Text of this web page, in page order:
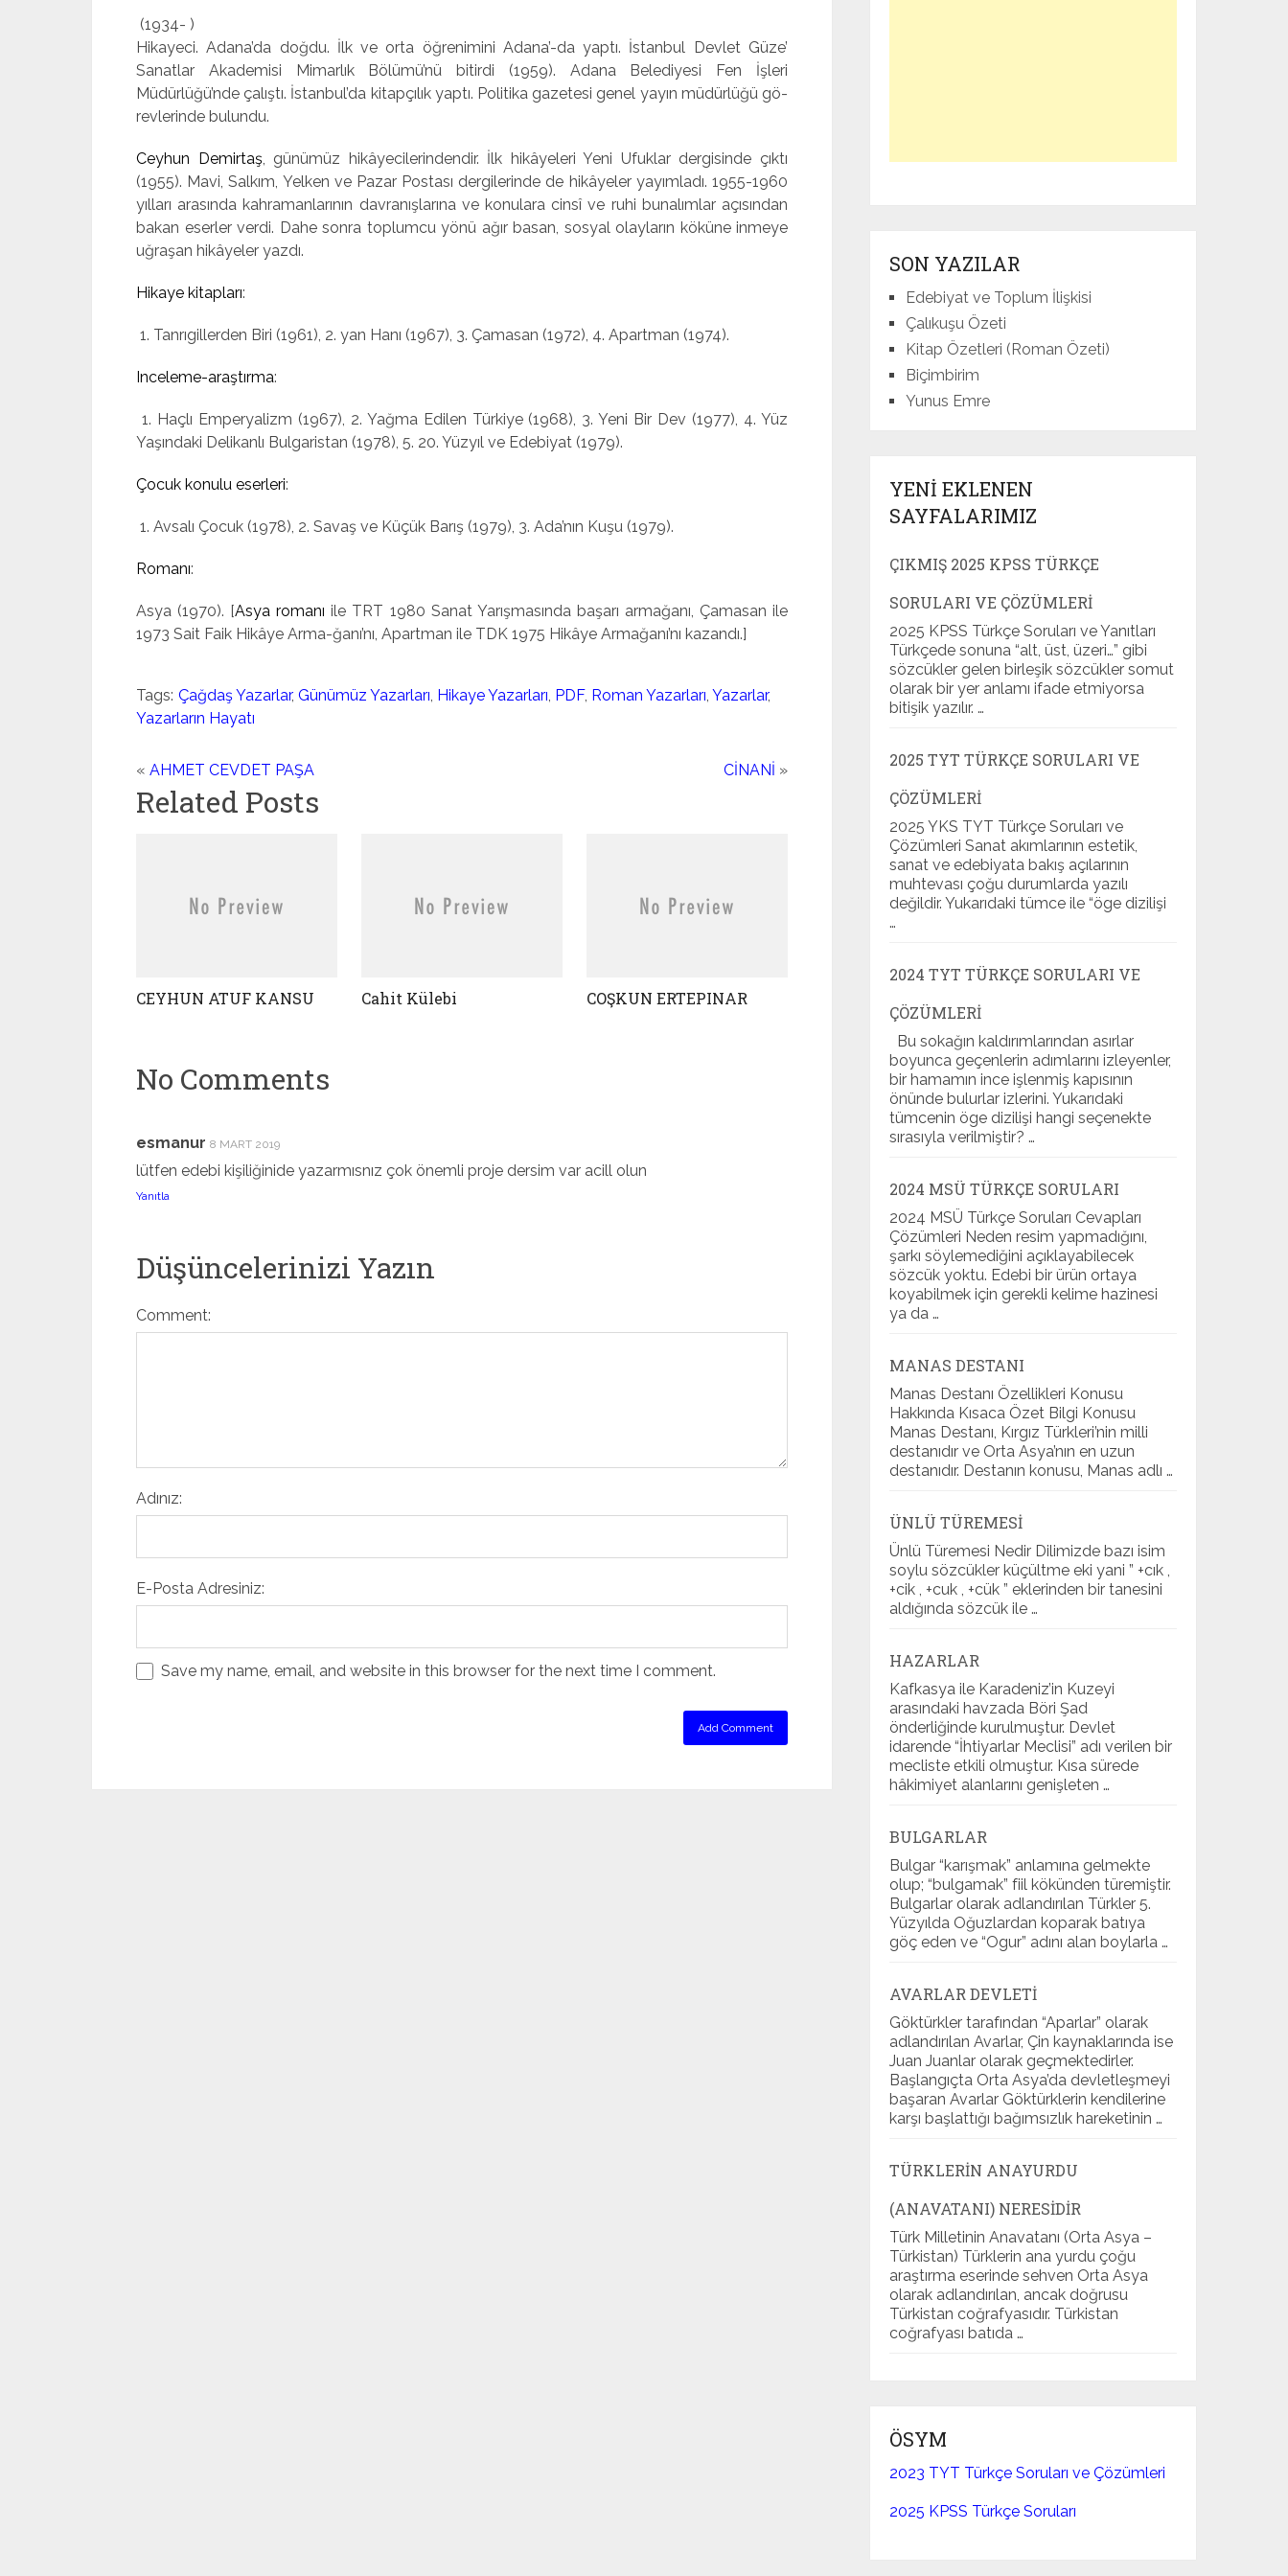
(1934- )
Hikayeci. Adana’da doğdu. İlk ve orta öğrenimini Adana’-da yaptı. İstanbul Devlet Güze’
Sanatlar Akademisi Mimar­lık Bölümü’nü bitirdi (1959). Adana Belediyesi Fen İşleri
Müdürlüğü’nde çalıştı. İstanbul’da kitapçılık yaptı. Politika gazetesi genel yayın müdürlüğü gö­
revlerinde bulundu.
Ceyhun Demirtaş, günümüz hikâyecilerindendir. İlk hikâyeleri Yeni Ufuklar dergisinde çıktı
(1955). Mavi, Salkım, Yelken ve Pazar Pos­tası dergilerinde de hikâyeler yayımladı. 1955-1960
yılları arasında kahramanlarının davranışlarına ve konulara cinsî ve ruhi bunalımlar açısından
bakan eserler verdi. Dahe son­ra toplumcu yönü ağır basan, sosyal olayların köküne inme­ye
uğraşan hikâyeler yazdı.
Hikaye kitapları:
1. Tanrıgillerden Biri (1961), 2. yan Hanı (1967), 3. Çamasan (1972), 4. Apartman (1974).
Inceleme-araştırma:
1. Haçlı Emperyalizm (1967), 2. Yağma Edilen Türkiye (1968), 3. Yeni Bir Dev (1977), 4. Yüz
Yaşında­ki Delikanlı Bulgaristan (1978), 5. 20. Yüzyıl ve Edebiyat (1979).
Çocuk konulu eserleri:
1. Avsalı Çocuk (1978), 2. Sa­vaş ve Küçük Barış (1979), 3. Ada’nın Kuşu (1979).
Romanı:
Asya (1970). [Asya romanı ile TRT 1980 Sanat Yarışmasında başarı armağanı, Çamasan ile
1973 Sait Faik Hikâye Arma-ğanı’nı, Apartman ile TDK 1975 Hikâye Armağanı’nı kazan­dı.]
Tags: Çağdaş Yazarlar, Günümüz Yazarları, Hikaye Yazarları, PDF, Roman Yazarları, Yazarlar,
Yazarların Hayatı
« AHMET CEVDET PAŞA CİNANİ »
Related Posts
CEYHUN ATUF KANSU Cahit Külebi COŞKUN ERTEPINAR
No Comments
esmanur 8 MART 2019
lütfen edebi kişiliğinide yazarmısnız çok önemli proje dersim var acill olun
Yanıtla
Düşüncelerinizi Yazın
Comment:
Adınız:
E-Posta Adresiniz:
Save my name, email, and website in this browser for the next time I comment.
SON YAZILAR
Edebiyat ve Toplum İlişkisi
Çalıkuşu Özeti
Kitap Özetleri (Roman Özeti)
Biçimbirim
Yunus Emre
YENI EKLENEN
SAYFALARIMIZ
ÇIKMIŞ 2025 KPSS TÜRKÇE
SORULARI VE ÇÖZÜMLERI
2025 KPSS Türkçe Soruları ve Yanıtları
Türkçede sonuna “alt, üst, üzeri…” gibi
sözcükler gelen birleşik sözcükler somut
olarak bir yer anlamı ifade etmiyorsa
bitişik yazılır. …
2025 TYT TÜRKÇE SORULARI VE
ÇÖZÜMLERI
2025 YKS TYT Türkçe Soruları ve
Çözümleri Sanat akımlarının estetik,
sanat ve edebiyata bakış açılarının
muhtevası çoğu durumlarda yazılı
değildir. Yukarıdaki tümce ile “öge dizilişi
…
2024 TYT TÜRKÇE SORULARI VE
ÇÖZÜMLERI
Bu sokağın kaldırımlarından asırlar
boyunca geçenlerin adımlarını izleyenler,
bir hamamın ince işlenmiş kapısının
önünde bulurlar izlerini. Yukarıdaki
tümcenin öge dizilişi hangi seçenekte
sırasıyla verilmiştir? …
2024 MSÜ TÜRKÇE SORULARI
2024 MSÜ Türkçe Soruları Cevapları
Çözümleri Neden resim yapmadığını,
şarkı söylemediğini açıklayabilecek
sözcük yoktu. Edebi bir ürün ortaya
koyabilmek için gerekli kelime hazinesi
ya da …
MANAS DESTANI
Manas Destanı Özellikleri Konusu
Hakkında Kısaca Özet Bilgi Konusu
Manas Destanı, Kırgız Türkleri’nin milli
destanıdır ve Orta Asya’nın en uzun
destanıdır. Destanın konusu, Manas adlı …
ÜNLÜ TÜREMESI
Ünlü Türemesi Nedir Dilimizde bazı isim
soylu sözcükler küçültme eki yani ” +cık ,
+cik , +cuk , +cük ” eklerinden bir tanesini
aldığında sözcük ile …
HAZARLAR
Kafkasya ile Karadeniz’in Kuzeyi
arasındaki havzada Böri Şad
önderliğinde kurulmuştur. Devlet
idarende “İhtiyarlar Meclisi” adı verilen bir
mecliste etkili olmuştur. Kısa sürede
hâkimiyet alanlarını genişleten …
BULGARLAR
Bulgar “karışmak” anlamına gelmekte
olup; “bulgamak” fiil kökünden türemiştir.
Bulgarlar olarak adlandırılan Türkler 5.
Yüzyılda Oğuzlardan koparak batıya
göç eden ve “Ogur” adını alan boylarla …
AVARLAR DEVLETI
Göktürkler tarafından “Aparlar” olarak
adlandırılan Avarlar, Çin kaynaklarında ise
Juan Juanlar olarak geçmektedirler.
Başlangıçta Orta Asya’da devletleşmeyi
başaran Avarlar Göktürklerin kendilerine
karşı başlattığı bağımsızlık hareketinin …
TÜRKLERIN ANAYURDU
(ANAVATANI) NERESIDIR
Türk Milletinin Anavatanı (Orta Asya –
Türkistan) Türklerin ana yurdu çoğu
araştırma eserinde sehven Orta Asya
olarak adlandırılan, ancak doğrusu
Türkistan coğrafyasıdır. Türkistan
coğrafyası batıda …
ÖSYM
2023 TYT Türkçe Soruları ve Çözümleri
2025 KPSS Türkçe Soruları